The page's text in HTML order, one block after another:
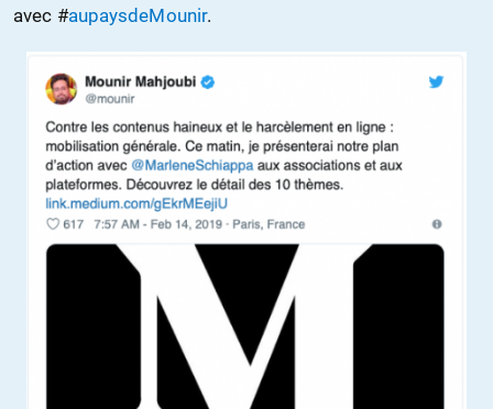
avec #aupaysdeMounir.